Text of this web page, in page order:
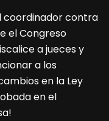
coordinador contra
el Congreso
a jueces y
a los
en la Ley
en el